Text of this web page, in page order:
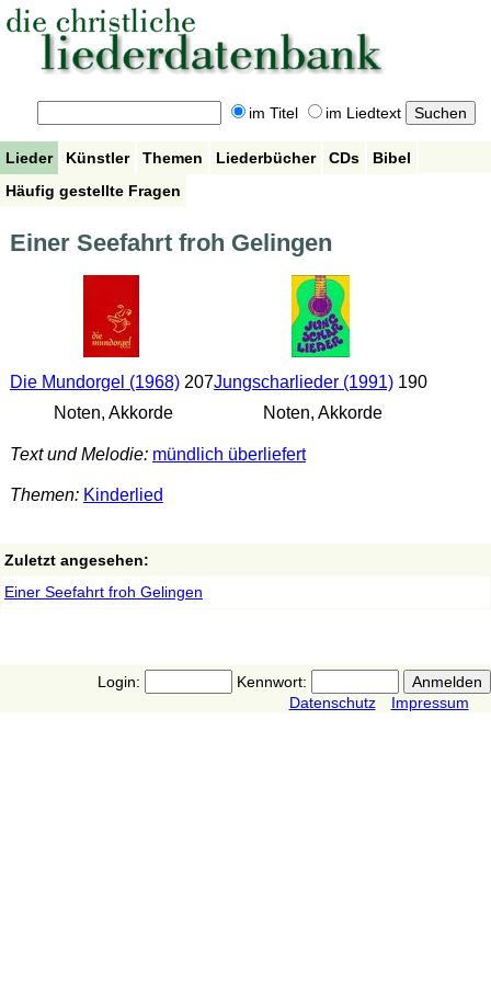
im Titel im Liedtext
Lieder Künstler Themen Liederbücher CDs
Bibel
Häufig gestellte Fragen
Einer Seefahrt froh Gelingen
Die Mundorgel (1968)207
Noten, Akkorde
Jungscharlieder (1991)190
Noten, Akkorde
Text und Melodie: mündlich überliefert
Themen: Kinderlied
Zuletzt angesehen:
Einer Seefahrt froh Gelingen
Login:
Kennwort:
Datenschutz
Impressum